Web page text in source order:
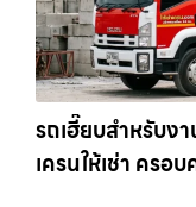
รถเฮี๊ยบสำหรับง
เครนให้เช่า ครอ